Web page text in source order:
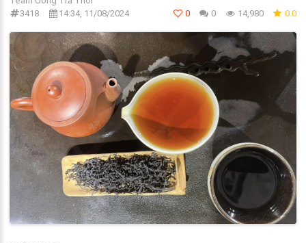
3418
14:34, 11/08/2024 0 0 14,980 0.0